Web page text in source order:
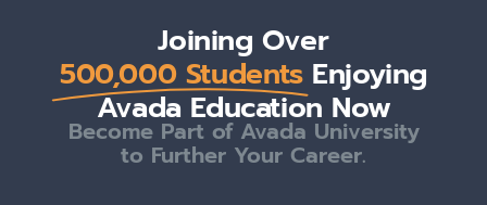
Joining Over
500,000 Students Enjoying
Avada Education Now
Become Part of Avada University
to Further Your Career.